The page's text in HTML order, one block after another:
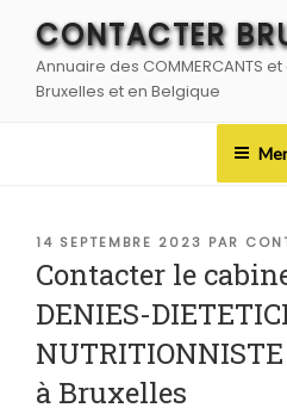
contenu
principal
CONTACTER
Annuaire des COMMERCANTS
Bruxelles et en Belgique
PUBLIÉ
LE
14 SEPTEMBRE 2023 PAR
Contacter le
DENIES-
à Bruxelles